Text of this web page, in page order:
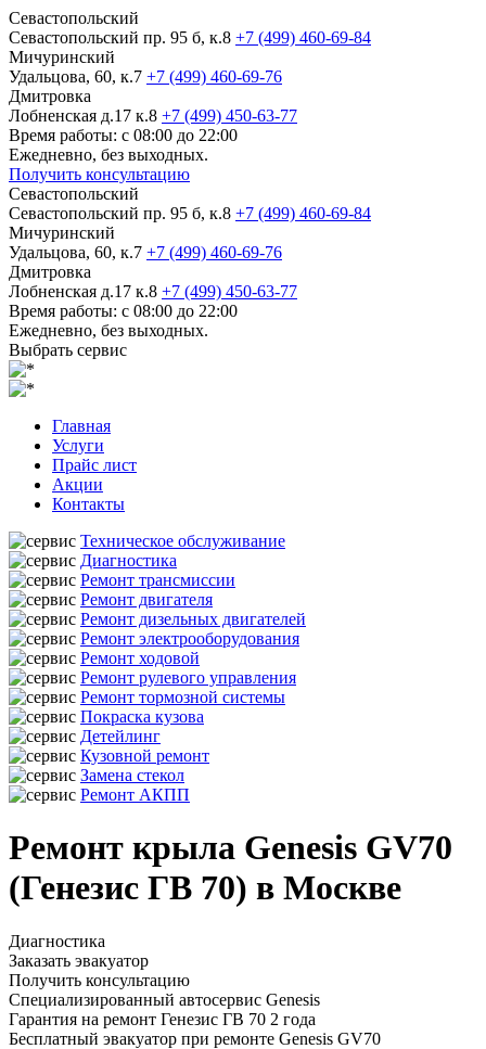
Севастопольский
Севастопольский пр. 95 б, к.8 +7 (499) 460-69-84
Мичуринский
Удальцова, 60, к.7 +7 (499) 460-69-76
Дмитровка
Лобненская д.17 к.8 +7 (499) 450-63-77
Время работы: с 08:00 до 22:00
Ежедневно, без выходных.
Получить консультацию
Севастопольский
Севастопольский пр. 95 б, к.8 +7 (499) 460-69-84
Мичуринский
Удальцова, 60, к.7 +7 (499) 460-69-76
Дмитровка
Лобненская д.17 к.8 +7 (499) 450-63-77
Время работы: с 08:00 до 22:00
Ежедневно, без выходных.
Выбрать сервис
Главная
Услуги
Прайс лист
Акции
Контакты
Техническое обслуживание
Диагностика
Ремонт трансмиссии
Ремонт двигателя
Ремонт дизельных двигателей
Ремонт электрооборудования
Ремонт ходовой
Ремонт рулевого управления
Ремонт тормозной системы
Покраска кузова
Детейлинг
Кузовной ремонт
Замена стекол
Ремонт АКПП
Ремонт крыла Genesis GV70
(Генезис ГВ 70) в Москве
Диагностика
Заказать эвакуатор
Получить консультацию
Специализированный автосервис Genesis
Гарантия на ремонт Генезис ГВ 70 2 года
Бесплатный эвакуатор при ремонте Genesis GV70